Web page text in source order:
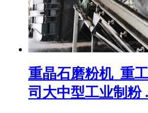
重晶石磨粉机_重
司大中型工业制粉